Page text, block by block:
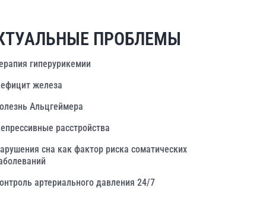
ПРОБЛЕМЫ
гиперурикемии
железа
Альцгеймера
расстройства
сна как фактор риска соматических
артериального давления 24/7